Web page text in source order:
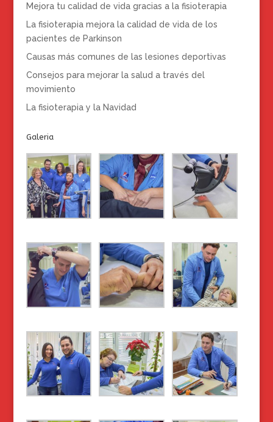
Mejora tu calidad de vida gracias a la fisioterapia
La fisioterapia mejora la calidad de vida de los
pacientes de Parkinson
Causas más comunes de las lesiones deportivas
Consejos para mejorar la salud a través del
movimiento
La fisioterapia y la Navidad
Galeria